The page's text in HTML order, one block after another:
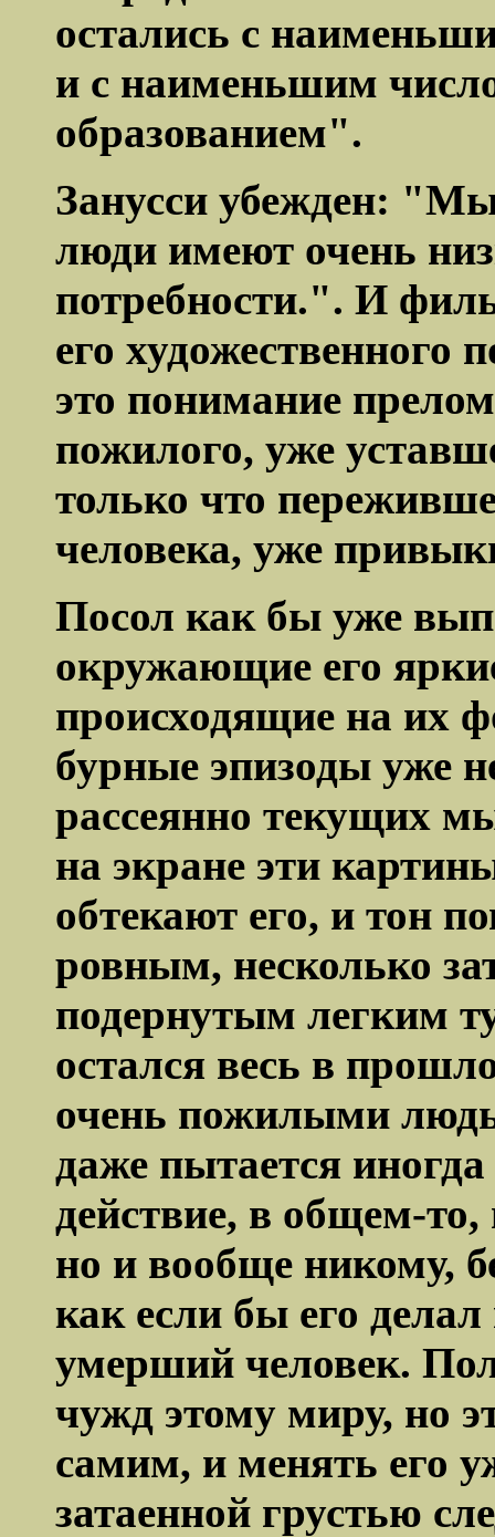
остались с
и с наименьшим
образованием".
Занусси убежден: "Мы
люди имеют очень
потребности.". И
его
это понимание
пожилого, уже
только что
человека, уже
Посол как бы уже
окружающие его
происходящие на их
бурные эпизоды уже
рассеянно текущих
на экране эти
обтекают его, и тон
ровным, несколько
подернутым легким
остался весь в
очень пожилыми
даже пытается
действие, в общем-
но и вообще никому,
как если бы его
умерший человек.
чужд этому миру, но
самим, и менять его
затаенной грустью